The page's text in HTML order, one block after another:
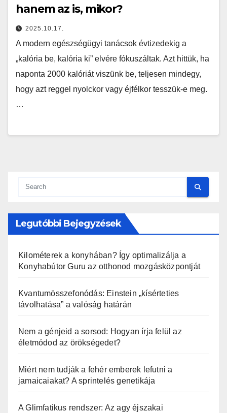
hanem az is, mikor?
2025.10.17.
A modern egészségügyi tanácsok évtizedekig a
„kalória be, kalória ki” elvére fókuszáltak. Azt hittük, ha
naponta 2000 kalóriát viszünk be, teljesen mindegy,
hogy azt reggel nyolckor vagy éjfélkor tesszük-e meg.
…
Legutóbbi Bejegyzések
Kilométerek a konyhában? Így optimalizálja a
Konyhabútor Guru az otthonod mozgásközpontját
Kvantumösszefonódás: Einstein „kísérteties
távolhatása” a valóság határán
Nem a génjeid a sorsod: Hogyan írja felül az
életmódod az örökségedet?
Miért nem tudják a fehér emberek lefutni a
jamaicaiakat? A sprintelés genetikája
A Glimfatikus rendszer: Az agy éjszakai